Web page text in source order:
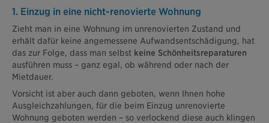
1. Einzug in eine nicht-renovierte Wohnung
Zieht man in eine Wohnung im unrenovierten Zustand und
erhält dafür keine angemessene Aufwandsentschädigung, hat
das zur Folge, dass man selbst keine Schönheitsreparaturen
ausführen muss – ganz egal, ob während oder nach der
Mietdauer.
Vorsicht ist aber auch dann geboten, wenn Ihnen hohe
Ausgleichzahlungen, für die beim Einzug unrenovierte
Wohnung geboten werden – so verlockend diese auch klingen